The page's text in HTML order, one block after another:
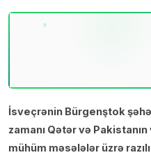
İsveçrənin Bürgenştok
zamanı Qətər və
mühüm məsələlər üzrə